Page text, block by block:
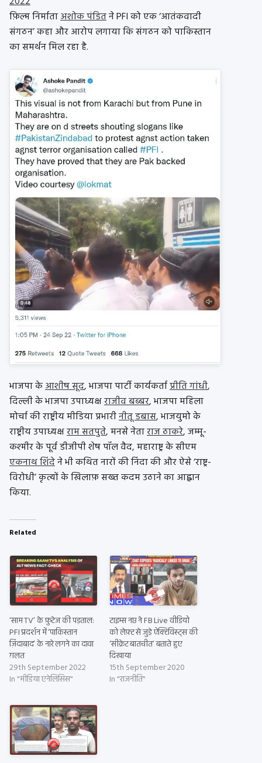
फ़िल्म निर्माताअशोक पंडितने PFI को एक ‘आतंकवादी
संगठन’ कहा और आरोप लगाया कि संगठन को पाकिस्तान
का समर्थन मिल रहा है.
भाजपा केआशीष सूद, भाजपा पार्टी कार्यकर्ताप्रीति गांधी,
दिल्ली के भाजपा उपाध्यक्षराजीव बब्बर, भाजपा महिला
मोर्चा की राष्ट्रीय मीडिया प्रभारीनीतू डबास, भाजयुमो के
राष्ट्रीय उपाध्यक्षराम सतपुते, मनसे नेताराज ठाकरे, जम्मू-
कश्मीर के पूर्व डीजीपी शेष पॉल वैद, महाराष्ट्र के सीएम
एकनाथ शिंदेने भी कथित नारों की निंदा की और ऐसे ‘राष्ट्र-
विरोधी’ कृत्यों के खिलाफ़ सख्त कदम उठाने का आह्वान
किया.
Related
‘साम TV’ के फ़ुटेज की पड़ताल:
PFI प्रदर्शन में ‘पाकिस्तान
ज़िंदाबाद’ के नारे लगने का दावा
ग़लत
29th September 2022
In "मीडिया एनेलिसिस"
टाइम्स नाउ ने FB Live वीडियो
को लेफ़्ट से जुड़े ऐक्टिविस्ट्स की
‘सीक्रेट बातचीत’ बताते हुए
दिखाया
15th September 2020
In "राजनीति"